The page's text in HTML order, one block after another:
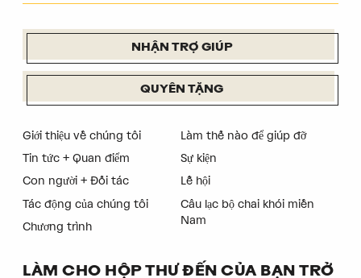
NHẬN TRỢ GIÚP
QUYÊN TẶNG
Giới thiệu về chúng tôi
Tin tức + Quan điểm
Con người + Đối tác
Tác động của chúng tôi
Chương trình
Làm thế nào để giúp đỡ
Sự kiện
Lễ hội
Câu lạc bộ chai khói miền
Nam
LÀM CHO HỘP THƯ ĐẾN CỦA BẠN TRỞ